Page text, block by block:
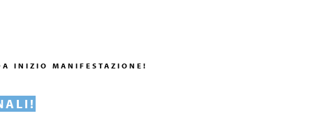
INIZIO MANIFESTAZIONE!